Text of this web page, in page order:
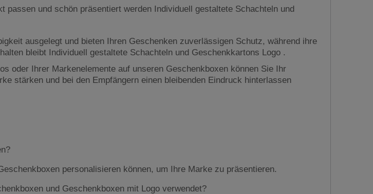
passen und schön präsentiert werden Individuell gestaltete Schachteln und
ausgelegt und bieten Ihren Geschenken zuverlässigen Schutz, während ihre
bleibt Individuell gestaltete Schachteln und Geschenkkartons Logo .
oder Ihrer Markenelemente auf unseren Geschenkboxen können Sie Ihr
stärken und bei den Empfängern einen bleibenden Eindruck hinterlassen
personalisieren können, um Ihre Marke zu präsentieren.
und Geschenkboxen mit Logo verwendet?